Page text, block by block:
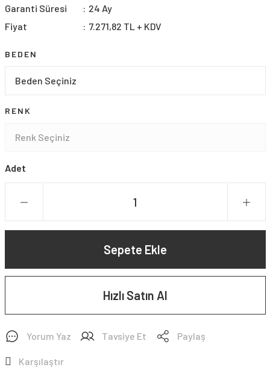
Garanti Süresi
24 Ay
Fiyat
7.271,82 TL + KDV
BEDEN
RENK
Adet
Sepete Ekle
Hızlı Satın Al
Yorum Yaz Tavsiye Et Paylaş
Karşılaştır